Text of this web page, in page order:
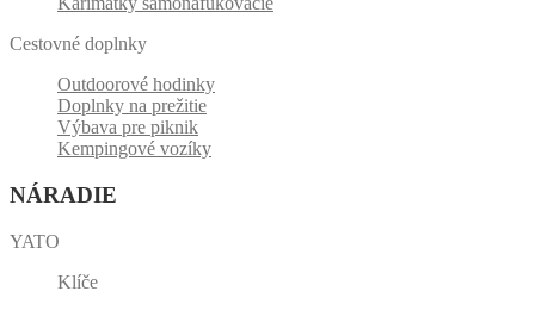
Cestovné doplnky
Outdoorové hodinky
Doplnky na prežitie
Výbava pre piknik
Kempingové vozíky
NÁRADIE
YATO
Klíče